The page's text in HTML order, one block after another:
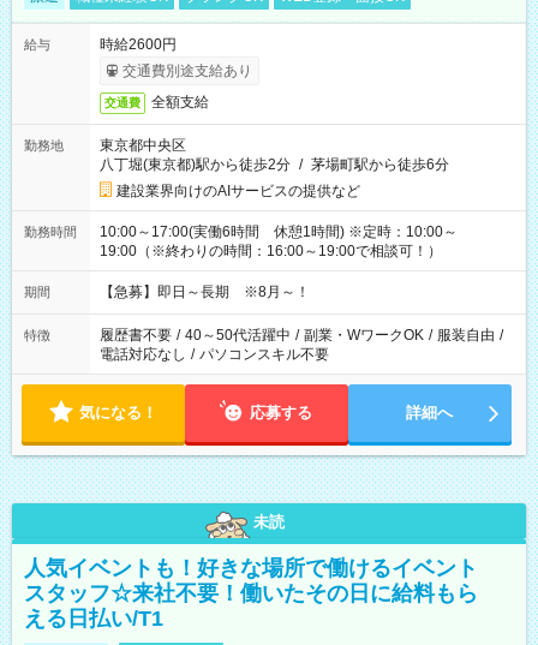
給与
時給2600円
交通費別途支給あり
交通費 全額支給
勤務地
東京都中央区
八丁堀(東京都)駅から徒歩2分 / 茅場町駅から徒歩6分
建設業界向けのAIサービスの提供など
勤務時間
10:00～17:00(実働6時間 休憩1時間) ※定時：10:00～
19:00（※終わりの時間：16:00～19:00で相談可！）
期間 【急募】即日～長期 ※8月～！
特徴 履歴書不要 / 40～50代活躍中 / 副業・WワークOK / 服装自由 /
電話対応なし / パソコンスキル不要
気になる！ 応募する 詳細へ
未読
人気イベントも！好きな場所で働けるイベント
スタッフ☆来社不要！働いたその日に給料もら
える日払い/T1